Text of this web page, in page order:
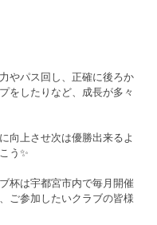
やパス回し、正確に後ろか
をしたりなど、成長が多々
向上させ次は優勝出来るよ
う✨
杯は宇都宮市内で毎月開催
ご参加したいクラブの皆様